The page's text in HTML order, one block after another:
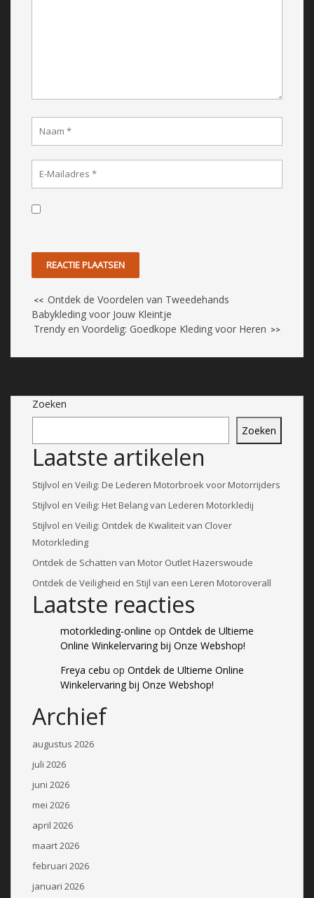
<< Ontdek de Voordelen van Tweedehands
Babykleding voor Jouw Kleintje
Trendy en Voordelig: Goedkope Kleding voor Heren >>
Zoeken
Zoeken
Laatste artikelen
Stijlvol en Veilig: De Lederen Motorbroek voor Motorrijders
Stijlvol en Veilig: Het Belang van Lederen Motorkledij
Stijlvol en Veilig: Ontdek de Kwaliteit van Clover
Motorkleding
Ontdek de Schatten van Motor Outlet Hazerswoude
Ontdek de Veiligheid en Stijl van een Leren Motoroverall
Laatste reacties
motorkleding-online op Ontdek de Ultieme
Online Winkelervaring bij Onze Webshop!
Freya cebu op Ontdek de Ultieme Online
Winkelervaring bij Onze Webshop!
Archief
augustus 2026
juli 2026
juni 2026
mei 2026
april 2026
maart 2026
februari 2026
januari 2026